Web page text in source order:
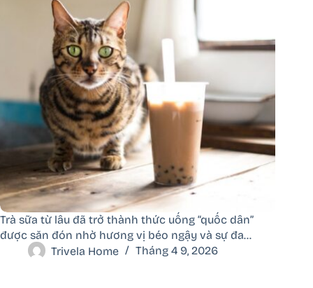
Trà sữa từ lâu đã trở thành thức uống “quốc dân”
được săn đón nhờ hương vị béo ngậy và sự đa…
Trivela Home
Tháng 4 9, 2026